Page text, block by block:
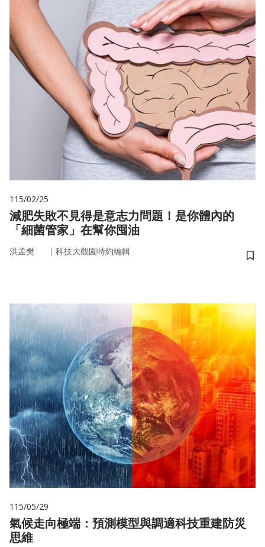
115/02/25
減肥失敗不見得是意志力問題！是你體內的
「細菌管家」在幫你囤油
洪孟樊 ｜ 科技大觀園特約編輯
儲
115/05/29
氣候走向極端：預測模型與調適科技重建防災
思維